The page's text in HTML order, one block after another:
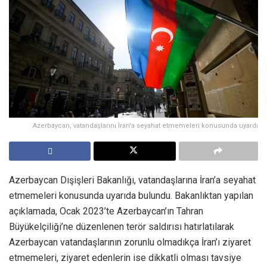
Azerbaycan, vatandaşlarını İran'a seyahat etmemeleri konusunda uyardı
Azerbaycan Dışişleri Bakanlığı, vatandaşlarına İran’a seyahat
etmemeleri konusunda uyarıda bulundu. Bakanlıktan yapılan
açıklamada, Ocak 2023’te Azerbaycan’ın Tahran
Büyükelçiliği’ne düzenlenen terör saldırısı hatırlatılarak
Azerbaycan vatandaşlarının zorunlu olmadıkça İran’ı ziyaret
etmemeleri, ziyaret edenlerin ise dikkatli olması tavsiye